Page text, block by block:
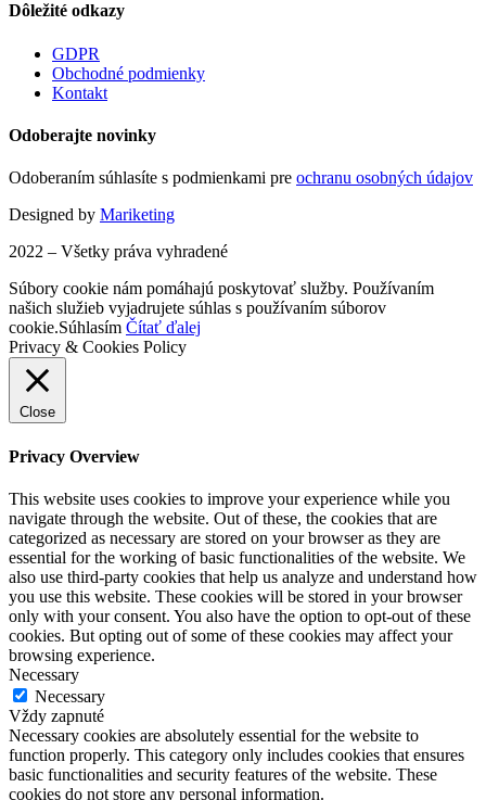
Dôležité odkazy
GDPR
Obchodné podmienky
Kontakt
Odoberajte novinky
Odoberaním súhlasíte s podmienkami pre ochranu osobných údajov
Designed by Mariketing
2022 – Všetky práva vyhradené
Súbory cookie nám pomáhajú poskytovať služby. Používaním
našich služieb vyjadrujete súhlas s používaním súborov
cookie.Súhlasím Čítať ďalej
Privacy & Cookies Policy
Close
Privacy Overview
This website uses cookies to improve your experience while you
navigate through the website. Out of these, the cookies that are
categorized as necessary are stored on your browser as they are
essential for the working of basic functionalities of the website. We
also use third-party cookies that help us analyze and understand how
you use this website. These cookies will be stored in your browser
only with your consent. You also have the option to opt-out of these
cookies. But opting out of some of these cookies may affect your
browsing experience.
Necessary
Necessary
Vždy zapnuté
Necessary cookies are absolutely essential for the website to
function properly. This category only includes cookies that ensures
basic functionalities and security features of the website. These
cookies do not store any personal information.